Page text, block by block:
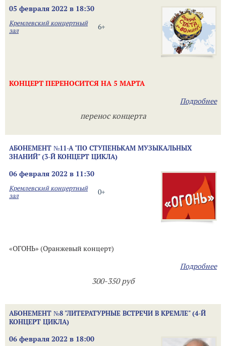
05 февраля 2022 в 18:30
6+
Кремлевский концертный
зал
КОНЦЕРТ ПЕРЕНОСИТСЯ НА 5 МАРТА
Подробнее
перенос концерта
АБОНЕМЕНТ №11-А "ПО СТУПЕНЬКАМ МУЗЫКАЛЬНЫХ
ЗНАНИЙ" (3-Й КОНЦЕРТ ЦИКЛА)
06 февраля 2022 в 11:30
0+
Кремлевский концертный
зал
«ОГОНЬ» (Оранжевый концерт)
Подробнее
300-350 руб
АБОНЕМЕНТ №8 "ЛИТЕРАТУРНЫЕ ВСТРЕЧИ В КРЕМЛЕ" (4-Й
КОНЦЕРТ ЦИКЛА)
06 февраля 2022 в 18:00